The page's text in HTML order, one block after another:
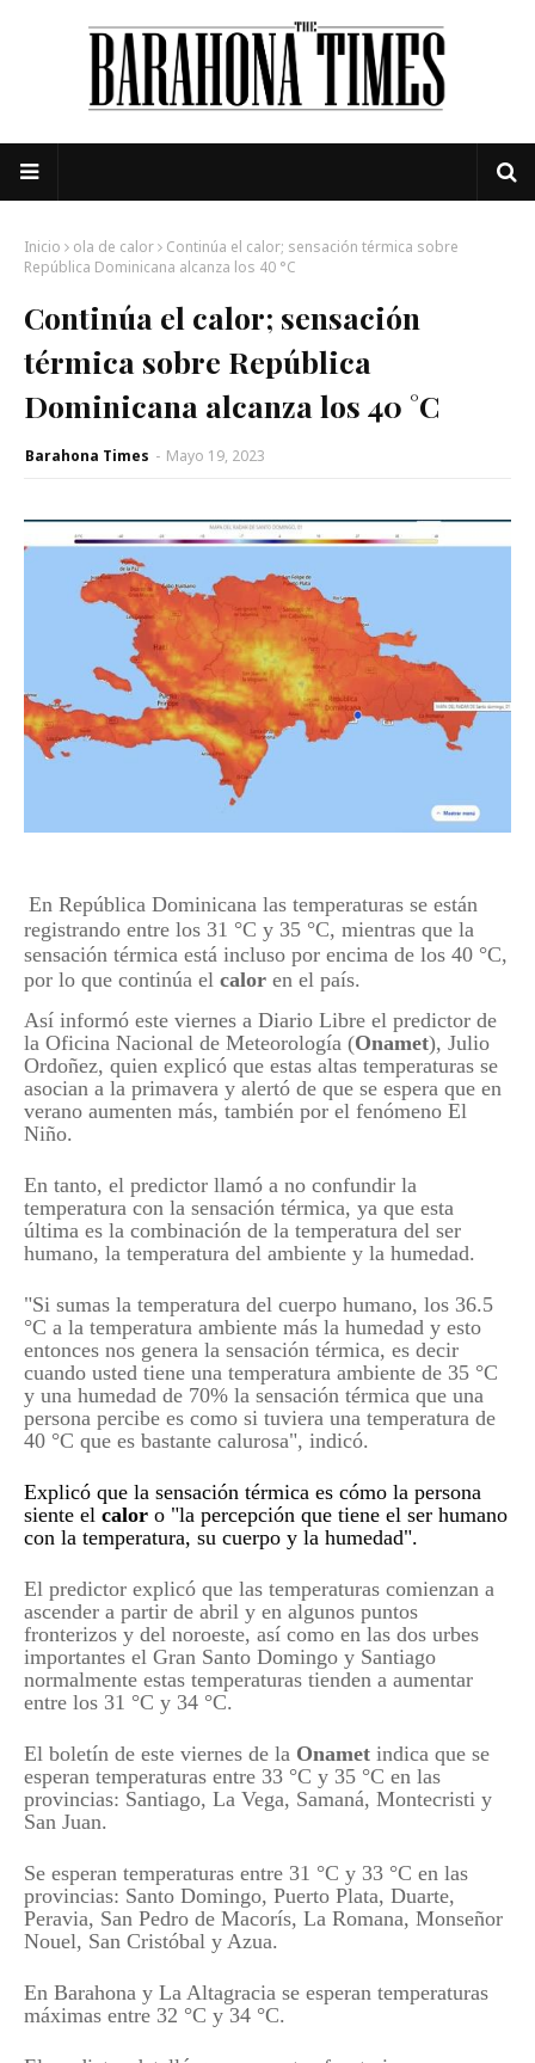
Inicio ola de calor
Continúa el calor; sensación térmica sobre
República Dominicana alcanza los 40 °C
Continúa el calor; sensación
térmica sobre República
Dominicana alcanza los 40 °C
Barahona Times - Mayo 19, 2023
En República Dominicana las temperaturas se están
registrando entre los 31 °C y 35 °C, mientras que la
sensación térmica está incluso por encima de los 40 °C,
por lo que continúa el calor en el país.
Así informó este viernes a Diario Libre el predictor de
la Oficina Nacional de Meteorología (Onamet), Julio
Ordoñez, quien explicó que estas altas temperaturas se
asocian a la primavera y alertó de que se espera que en
verano aumenten más, también por el fenómeno El
Niño.
En tanto, el predictor llamó a no confundir la
temperatura con la sensación térmica, ya que esta
última es la combinación de la temperatura del ser
humano, la temperatura del ambiente y la humedad.
"Si sumas la temperatura del cuerpo humano, los 36.5
°C a la temperatura ambiente más la humedad y esto
entonces nos genera la sensación térmica, es decir
cuando usted tiene una temperatura ambiente de 35 °C
y una humedad de 70% la sensación térmica que una
persona percibe es como si tuviera una temperatura de
40 °C que es bastante calurosa", indicó.
Explicó que la sensación térmica es cómo la persona
siente el calor o "la percepción que tiene el ser humano
con la temperatura, su cuerpo y la humedad".
El predictor explicó que las temperaturas comienzan a
ascender a partir de abril y en algunos puntos
fronterizos y del noroeste, así como en las dos urbes
importantes el Gran Santo Domingo y Santiago
normalmente estas temperaturas tienden a aumentar
entre los 31 °C y 34 °C.
El boletín de este viernes de la Onamet indica que se
esperan temperaturas entre 33 °C y 35 °C en las
provincias: Santiago, La Vega, Samaná, Montecristi y
San Juan.
Se esperan temperaturas entre 31 °C y 33 °C en las
provincias: Santo Domingo, Puerto Plata, Duarte,
Peravia, San Pedro de Macorís, La Romana, Monseñor
Nouel, San Cristóbal y Azua.
En Barahona y La Altagracia se esperan temperaturas
máximas entre 32 °C y 34 °C.